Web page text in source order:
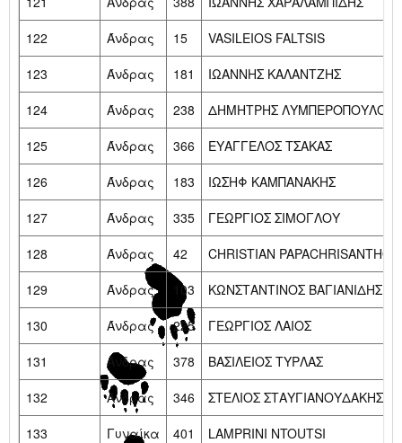
122
Άνδρας 15
VASILEIOS FALTSIS
123
Άνδρας 181
ΙΩΑΝΝΗΣ ΚΑΛΑΝΤΖΗΣ
124
Άνδρας 238
ΔΗΜΗΤΡΗΣ ΛΥΜΠΕΡΟΠΟΥΛΟΣ
125
Άνδρας 366
ΕΥΑΓΓΕΛΟΣ ΤΣΑΚΑΣ
126
Άνδρας 183
ΙΩΣΗΦ ΚΑΜΠΑΝΑΚΗΣ
127
Άνδρας 335
ΓΕΩΡΓΙΟΣ ΣΙΜΟΓΛΟΥ
128
Άνδρας 42
CHRISTIAN PAPACHRISANTHOU
129
Άνδρας 103
ΚΩΝΣΤΑΝΤΙΝΟΣ ΒΑΓΙΑΝΙΔΗΣ
130
Άνδρας 225
ΓΕΩΡΓΙΟΣ ΛΑΙΟΣ
131
Άνδρας 378
ΒΑΣΙΛΕΙΟΣ ΤΥΡΛΑΣ
132
Άνδρας 346
ΣΤΕΛΙΟΣ ΣΤΑΥΓΙΑΝΟΥΔΑΚΗΣ
133
Γυναίκα 401
LAMPRINI NTOUTSI